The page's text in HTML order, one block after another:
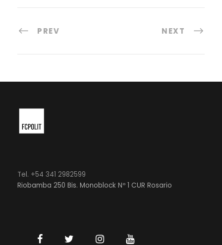
PREV NEXT
Tel. +54 341 2982599
Riobamba 250 Bis. Monoblock Nº 1 CUR Rosario